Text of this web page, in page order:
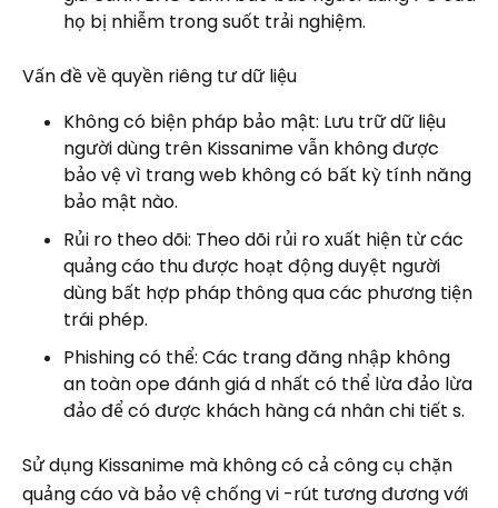
họ bị nhiễm trong suốt trải nghiệm.
Vấn đề về quyền riêng tư dữ liệu
Không có biện pháp bảo mật: Lưu trữ dữ liệu
người dùng trên Kissanime vẫn không được
bảo vệ vì trang web không có bất kỳ tính năng
bảo mật nào.
Rủi ro theo dõi: Theo dõi rủi ro xuất hiện từ các
quảng cáo thu được hoạt động duyệt người
dùng bất hợp pháp thông qua các phương tiện
trái phép.
Phishing có thể: Các trang đăng nhập không
an toàn ope đánh giá d nhất có thể lừa đảo lừa
đảo để có được khách hàng cá nhân chi tiết s.
Sử dụng Kissanime mà không có cả công cụ chặn
quảng cáo và bảo vệ chống vi -rút tương đương với